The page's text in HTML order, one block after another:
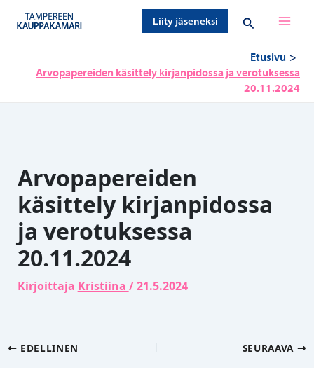
sisältöön
Liity jäseneksi Hae
Etusivu
Arvopapereiden käsittely kirjanpidossa ja verotuksessa
20.11.2024
Arvopapereiden
käsittely kirjanpidossa
ja verotuksessa
20.11.2024
Kirjoittaja Kristiina /21.5.2024
EDELLINEN SEURAAVA